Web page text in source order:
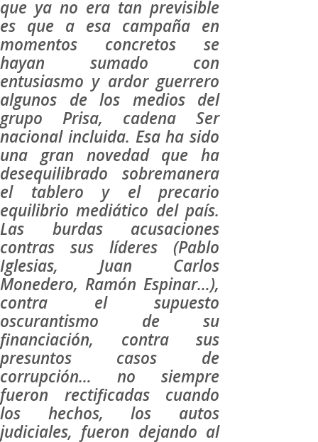
que ya no era tan previsible
es que a esa campaña en
momentos concretos se
hayan sumado con
entusiasmo y ardor guerrero
algunos de los medios del
grupo Prisa, cadena Ser
nacional incluida. Esa ha sido
una gran novedad que ha
desequilibrado sobremanera
el tablero y el precario
equilibrio mediático del país.
Las burdas acusaciones
contras sus líderes (Pablo
Iglesias, Juan Carlos
Monedero, Ramón Espinar…),
contra el supuesto
oscurantismo de su
financiación, contra sus
presuntos casos de
corrupción… no siempre
fueron rectificadas cuando
los hechos, los autos
judiciales, fueron dejando al